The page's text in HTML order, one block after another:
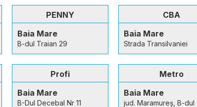
PENNY
Baia Mare
B-dul Traian 29
CBA
Baia Mare
Strada Transilvaniei
Profi
Baia Mare
B-Dul Decebal Nr 11
Metro
Baia Mare
jud. Maramureș, B-dul